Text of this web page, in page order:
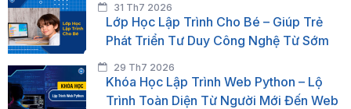
31 Th7 2026
Lớp Học Lập Trình Cho Bé – Giúp Trẻ
Phát Triển Tư Duy Công Nghệ Từ Sớm
29 Th7 2026
Khóa Học Lập Trình Web Python – Lộ
Trình Toàn Diện Từ Người Mới Đến Web